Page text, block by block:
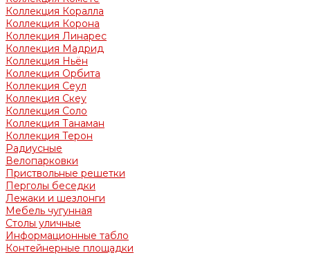
Коллекция Коралла
Коллекция Корона
Коллекция Линарес
Коллекция Мадрид
Коллекция Ньён
Коллекция Орбита
Коллекция Сеул
Коллекция Скеу
Коллекция Соло
Коллекция Танаман
Коллекция Терон
Радиусные
Велопарковки
Приствольные решетки
Перголы беседки
Лежаки и шезлонги
Мебель чугунная
Столы уличные
Информационные табло
Контейнерные площадки